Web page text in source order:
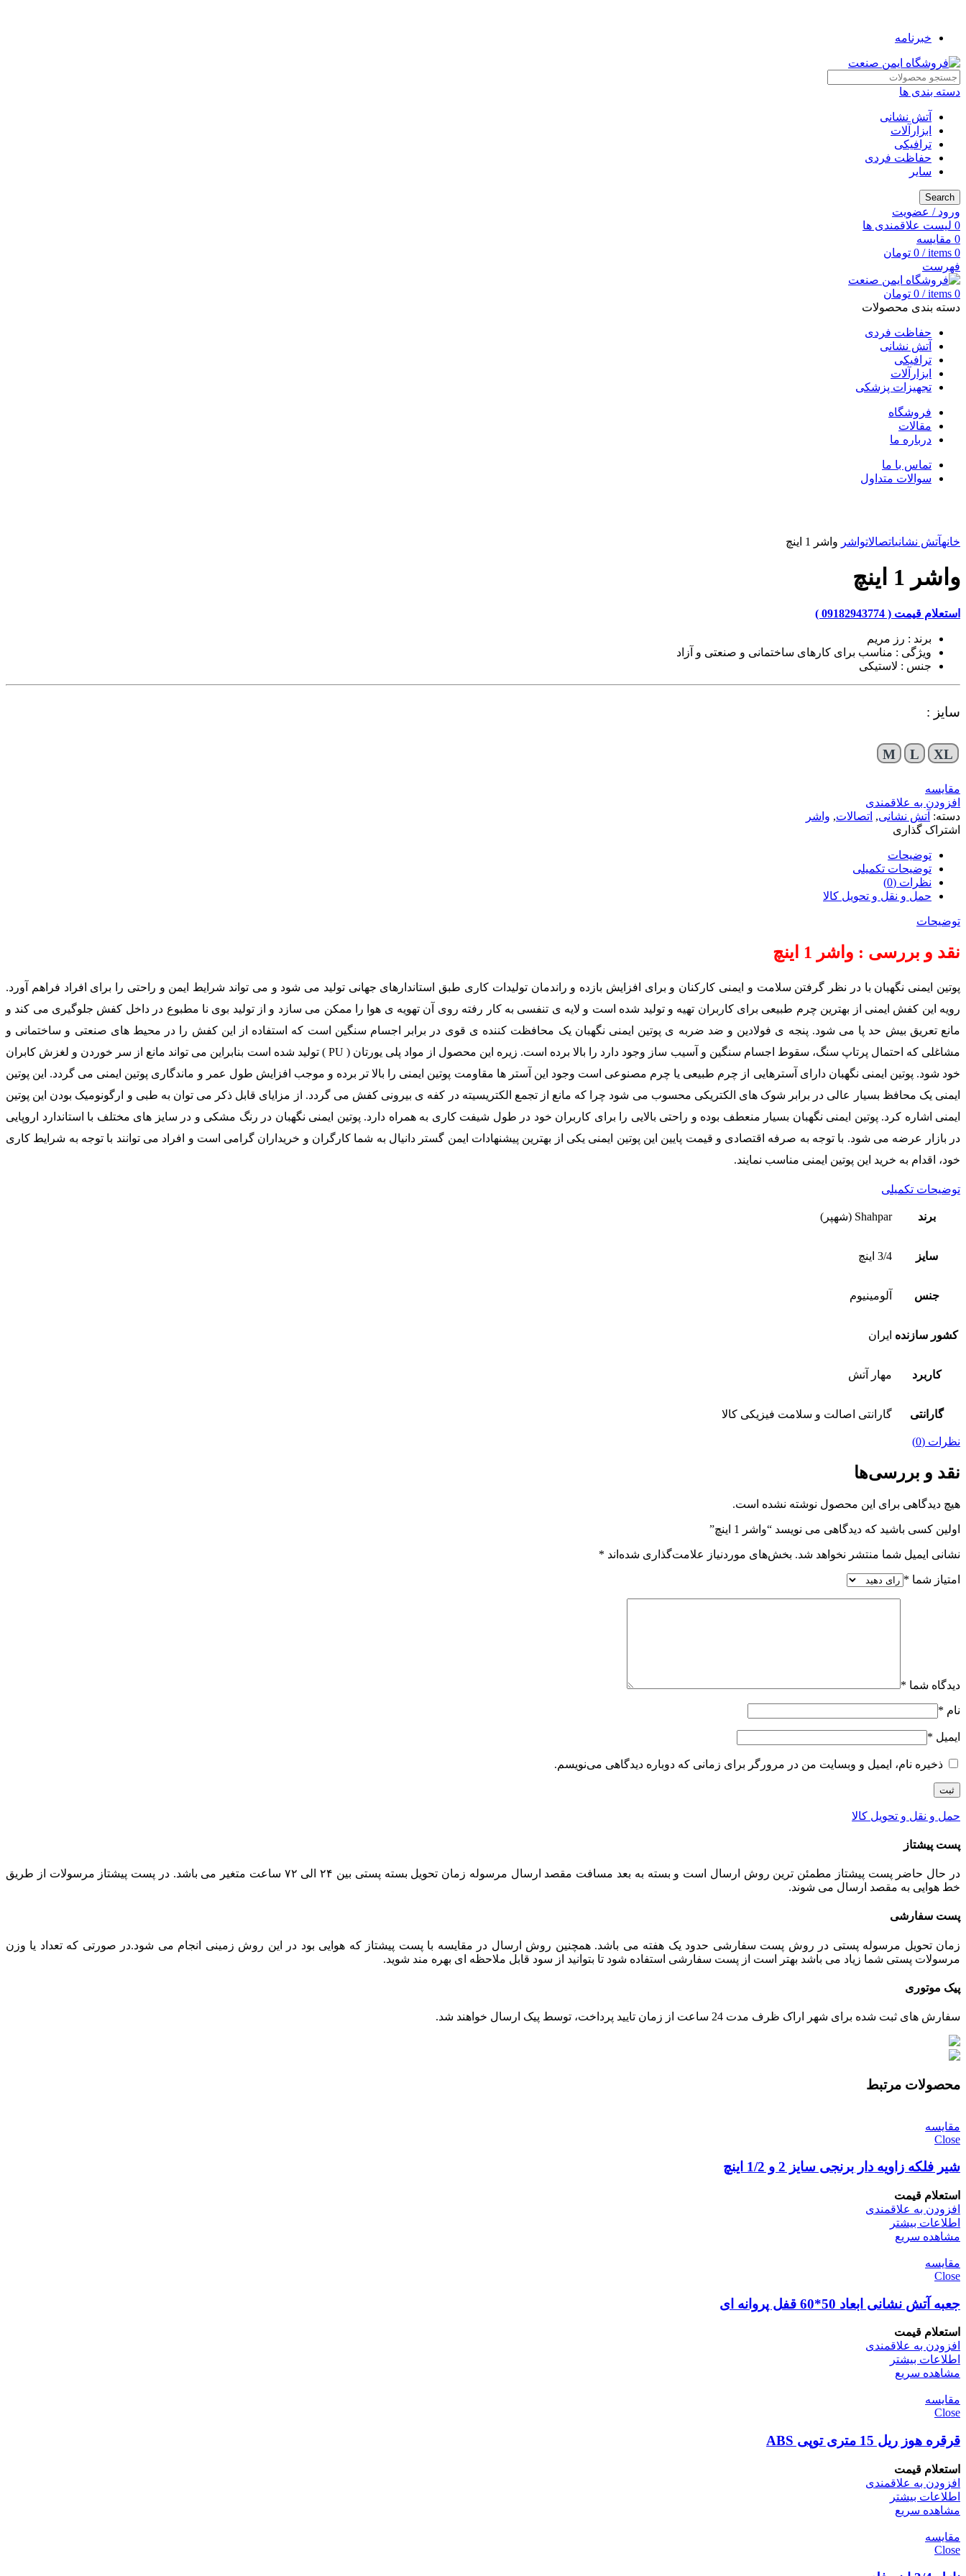
خبرنامه
دسته بندی ها
آتش نشانی
ابزارآلات
ترافیکی
حفاظت فردی
سایر
Search
ورود / عضویت
0 لیست علاقمندی ها
0 مقایسه
0
items
/
0 تومان
فهرست
0
items
/
0 تومان
دسته بندی محصولات
حفاظت فردی
آتش نشانی
ترافیکی
ابزارآلات
تجهیزات پزشکی
فروشگاه
مقالات
درباره ما
تماس با ما
سوالات متداول
خانهآتش نشانیاتصالاتواشر واشر 1 اینچ
واشر 1 اینچ
استعلام قیمت ( 09182943774 )
برند : رز مریم
ویژگی : مناسب برای کارهای ساختمانی و صنعتی و آزاد
جنس : لاستیکی
سایز :
M L XL
مقایسه
افزودن به علاقمندی
دسته: آتش نشانی, اتصالات, واشر
اشتراک گذاری
توضیحات
توضیحات تکمیلی
نظرات (0)
حمل و نقل و تحویل کالا
توضیحات
نقد و بررسی : واشر 1 اینچ
پوتین ایمنی نگهبان با در نظر گرفتن سلامت و ایمنی کارکنان و برای افزایش بازده و راندمان تولیدات کاری طبق استاندارهای جهانی تولید می شود و می تواند شرایط ایمن و راحتی را برای افراد فراهم آورد.
رویه این کفش ایمنی از بهترین چرم طبیعی برای کاربران تهیه و تولید شده است و لایه ی تنفسی به کار رفته روی آن تهویه ی هوا را ممکن می سازد و از تولید بوی نا مطبوع در داخل کفش جلوگیری می کند و
مانع تعریق بیش حد پا می شود. پنجه ی فولادین و ضد ضربه ی پوتین ایمنی نگهبان یک محافظت کننده ی قوی در برابر اجسام سنگین است که استفاده از این کفش را در محیط های صنعتی و ساختمانی و
مشاغلی که احتمال پرتاپ سنگ، سقوط اجسام سنگین و آسیب ساز وجود دارد را بالا برده است. زیره این محصول از مواد پلی یورتان ( PU ) تولید شده است بنابراین می تواند مانع از سر خوردن و لغزش کابران
خود شود. پوتین ایمنی نگهبان دارای آسترهایی از چرم طبیعی یا چرم مصنوعی است وجود این آستر ها مقاومت پوتین ایمنی را بالا تر برده و موجب افزایش طول عمر و ماندگاری پوتین ایمنی می گردد. این پوتین
ایمنی یک محافظ بسیار عالی در برابر شوک های الکتریکی محسوب می شود چرا که مانع از تجمع الکتریسیته در کفه ی بیرونی کفش می گردد. از مزایای قابل ذکر می توان به طبی و ارگونومیک بودن این پوتین
ایمنی اشاره کرد. پوتین ایمنی نگهبان بسیار منعطف بوده و راحتی بالایی را برای کاربران خود در طول شیفت کاری به همراه دارد. پوتین ایمنی نگهبان در رنگ مشکی و در سایز های مختلف با استاندارد اروپایی
در بازار عرضه می شود. با توجه به صرفه اقتصادی و قیمت پایین این پوتین ایمنی یکی از بهترین پیشنهادات ایمن گستر دانیال به شما کارگران و خریداران گرامی است و افراد می توانند با توجه به شرایط کاری
خود، اقدام به خرید این پوتین ایمنی مناسب نمایند.
توضیحات تکمیلی
برند Shahpar (شهپر)
سایز 3/4 اینچ
جنس آلومینیوم
کشور سازنده ایران
کاربرد مهار آتش
گارانتی گارانتی اصالت و سلامت فیزیکی کالا
نظرات (0)
نقد و بررسی‌ها
هیچ دیدگاهی برای این محصول نوشته نشده است.
اولین کسی باشید که دیدگاهی می نویسد “واشر 1 اینچ”
نشانی ایمیل شما منتشر نخواهد شد. بخش‌های موردنیاز علامت‌گذاری شده‌اند *
امتیاز شما *
دیدگاه شما *
نام *
ایمیل *
ذخیره نام، ایمیل و وبسایت من در مرورگر برای زمانی که دوباره دیدگاهی می‌نویسم.
حمل و نقل و تحویل کالا
پست پیشتاز
در حال حاضر پست پیشتاز مطمئن ترین روش ارسال است و بسته به بعد مسافت مقصد ارسال مرسوله زمان تحویل بسته پستی بین ۲۴ الی ۷۲ ساعت متغیر می باشد. در پست پیشتاز مرسولات از طریق
خط هوایی به مقصد ارسال می شوند.
پست سفارشی
زمان تحویل مرسوله پستی در روش پست سفارشی حدود یک هفته می باشد. همچنین روش ارسال در مقایسه با پست پیشتاز که هوایی بود در این روش زمینی انجام می شود.در صورتی که تعداد یا وزن
مرسولات پستی شما زیاد می باشد بهتر است از پست سفارشی استفاده شود تا بتوانید از سود قابل ملاحظه ای بهره مند شوید.
پیک موتوری
سفارش های ثبت شده برای شهر اراک ظرف مدت 24 ساعت از زمان تایید پرداخت، توسط پیک ارسال خواهند شد.
محصولات مرتبط
مقایسه
Close
شیر فلکه زاویه دار برنجی سایز 2 و 1/2 اینچ
استعلام قیمت
افزودن به علاقمندی
اطلاعات بیشتر
مشاهده سریع
مقایسه
Close
جعبه آتش نشانی ابعاد 50*60 قفل پروانه ای
استعلام قیمت
افزودن به علاقمندی
اطلاعات بیشتر
مشاهده سریع
مقایسه
Close
قرقره هوز ریل 15 متری توپی ABS
استعلام قیمت
افزودن به علاقمندی
اطلاعات بیشتر
مشاهده سریع
مقایسه
Close